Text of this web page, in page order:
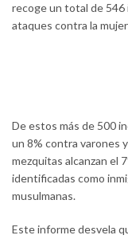
recoge un total de
ataques contra la
De estos más de 500
un 8% contra varones
mezquitas alcanzan el
identificadas como
musulmanas.
Este informe desvela